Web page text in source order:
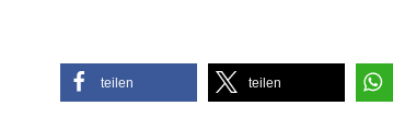
e
teilen teilen